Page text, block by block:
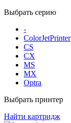
Выбрать серию
-
ColorJetPrinter
CS
CX
MS
MX
Optra
Выбрать принтер
Найти картридж